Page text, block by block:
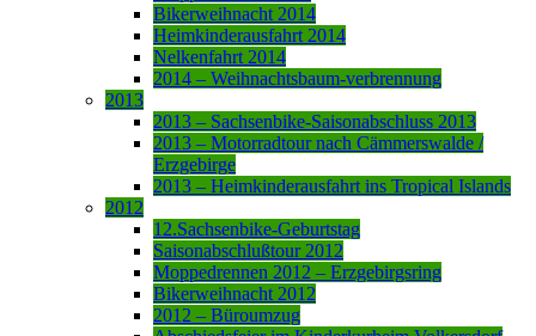
Bikerweihnacht 2014
Heimkinderausfahrt 2014
Nelkenfahrt 2014
2014 – Weihnachtsbaum-verbrennung
2013
2013 – Sachsenbike-Saisonabschluss 2013
2013 – Motorradtour nach Cämmerswalde /
Erzgebirge
2013 – Heimkinderausfahrt ins Tropical Islands
2012
12.Sachsenbike-Geburtstag
Saisonabschlußtour 2012
Moppedrennen 2012 – Erzgebirgsring
Bikerweihnacht 2012
2012 – Büroumzug